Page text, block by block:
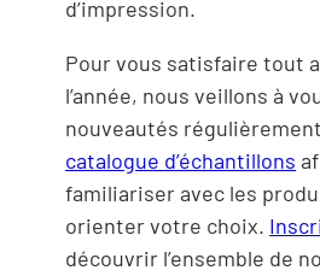
d’impression.
Pour vous satisfaire tout
l’année, nous veillons à
nouveautés
catalogue d’échantillons
familiariser avec les
orienter votre choix.
découvrir l’ensemble de